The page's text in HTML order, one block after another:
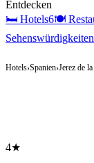
Entdecken
🛏 Hotels6🍽
Sehenswürdigkeiten
Hotels›Spanien›Jerez de
4★